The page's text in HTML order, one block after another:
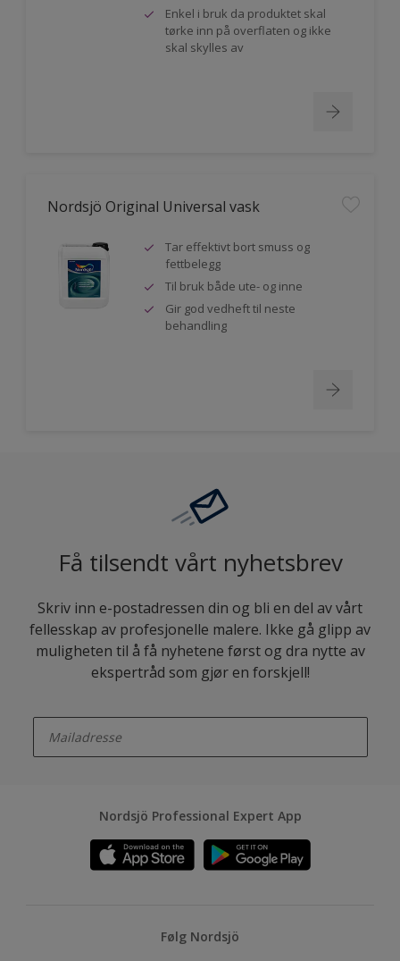
Enkel i bruk da produktet skal
tørke inn på overflaten og ikke
skal skylles av
Nordsjö Original Universal vask
Tar effektivt bort smuss og
fettbelegg
Til bruk både ute- og inne
Gir god vedheft til neste
behandling
Få tilsendt vårt nyhetsbrev
Skriv inn e-postadressen din og bli en del av vårt
fellesskap av profesjonelle malere. Ikke gå glipp av
muligheten til å få nyhetene først og dra nytte av
ekspertråd som gjør en forskjell!
Nordsjö Professional Expert App
Følg Nordsjö